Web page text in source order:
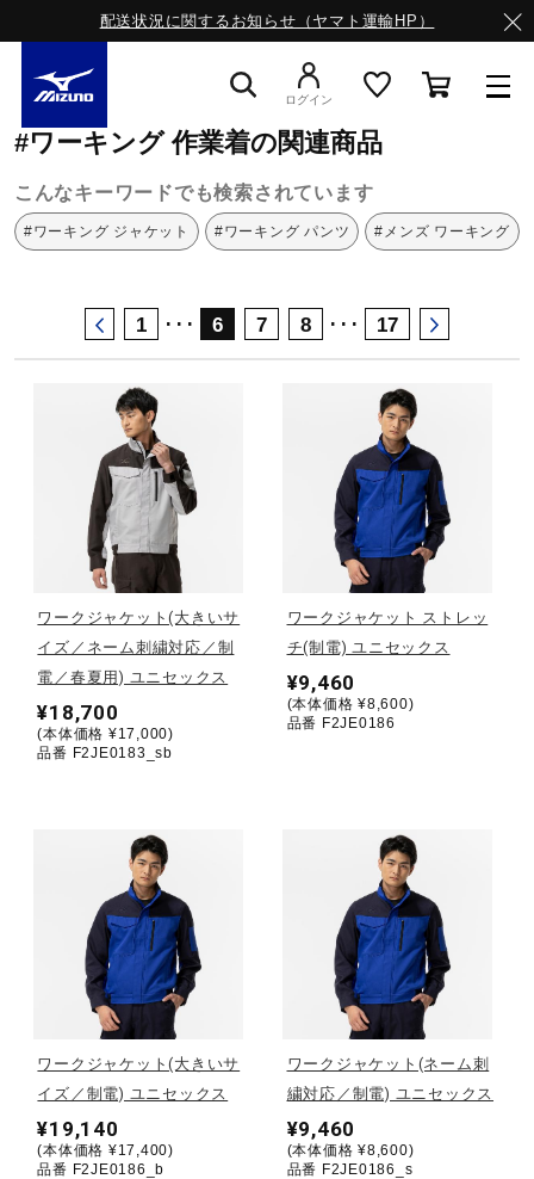
配送状況に関するお知らせ（ヤマト運輸HP）
ライフスタイルウエア
ランニング
サッカー／フットサル
トレーニング
ゴルフ
バレーボール
テニス／ソフトテニス
バドミントン
陸上競技
ログイン
ミズノ公式オンライン
#ワーキング 作業着の関連商品
こんなキーワードでも検索されています
#ワーキング ジャケット #ワーキング パンツ #メンズ ワーキング
1 ･･･ 6 7 8 ･･･ 17
ワークジャケット(大きいサ
イズ／ネーム刺繍対応／制
電／春夏用) ユニセックス
¥18,700
(本体価格 ¥17,000)
品番 F2JE0183_sb
ワークジャケット ストレッ
チ(制電) ユニセックス
¥9,460
(本体価格 ¥8,600)
品番 F2JE0186
ワークジャケット(大きいサ
イズ／制電) ユニセックス
¥19,140
(本体価格 ¥17,400)
品番 F2JE0186_b
ワークジャケット(ネーム刺
繍対応／制電) ユニセックス
¥9,460
(本体価格 ¥8,600)
品番 F2JE0186_s